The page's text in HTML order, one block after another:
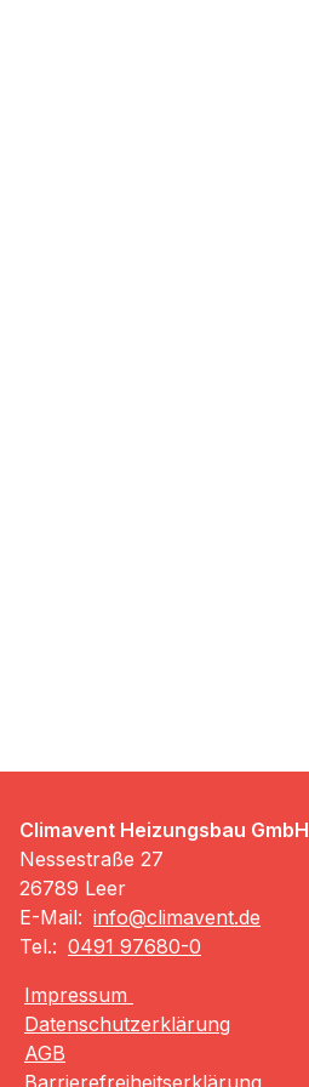
Climavent Heizungsbau GmbH
Nessestraße 27
26789 Leer
E-Mail: info@climavent.de
Tel.: 0491 97680-0
Impressum
Datenschutzerklärung
AGB